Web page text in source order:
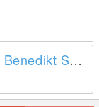
Liftgesellschaft Zauchensee Benedikt Scheffer GmbH